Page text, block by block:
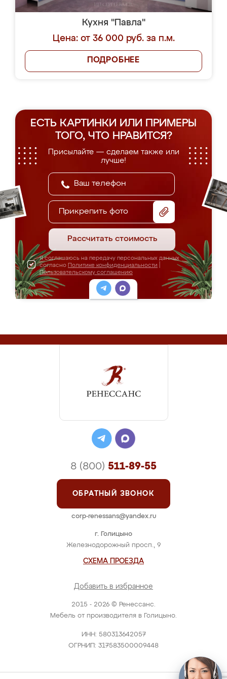
Кухня "Павла"
Цена: от 36 000 руб. за п.м.
ПОДРОБНЕЕ
ЕСТЬ КАРТИНКИ ИЛИ ПРИМЕРЫ
ТОГО, ЧТО НРАВИТСЯ?
Присылайте — сделаем также или
лучше!
Прикрепить фото
Рассчитать стоимость
Я соглашаюсь на передачу персональных данных
согласно Политике конфиденциальности
Пользовательскому соглашению
2015 - 2026 © Ренессанс.
Мебель от производителя в Голицыно.
ИНН: 580313642057
ОГРНИП: 317583500009448
г. Голицыно
Железнодорожный просп., 9
СХЕМА ПРОЕЗДА
Добавить в избранное
8 (800) 511-89-55
ОБРАТНЫЙ ЗВОНОК
corp-renessans@yandex.ru